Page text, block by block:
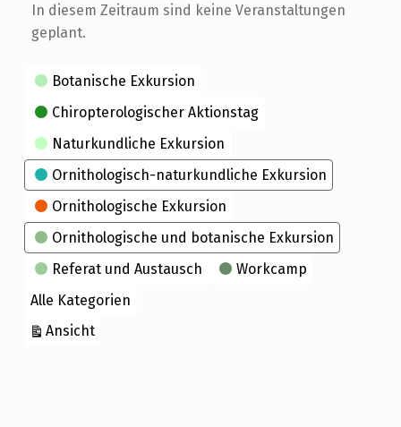
In diesem Zeitraum sind keine Veranstaltungen
geplant.
Kategorien
Botanische Exkursion
Chiropterologischer Aktionstag
Naturkundliche Exkursion
Ornithologisch-naturkundliche Exkursion
Ornithologische Exkursion
Ornithologische und botanische Exkursion
Referat und Austausch
Workcamp
Alle Kategorien
Ansichtausdrucken